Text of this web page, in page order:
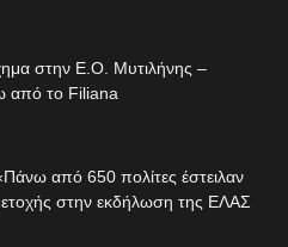
στην Ε.Ο. Μυτιλήνης –
από το Filiana
από 650 πολίτες έστειλαν
στην εκδήλωση της ΕΛΑΣ